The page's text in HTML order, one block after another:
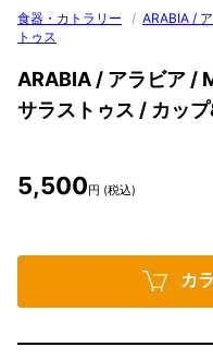
食器・カトラリー / ARABIA /
トゥス
ARABIA / アラビア /
サラストゥス / カッ
5,500円 (税込)
カ